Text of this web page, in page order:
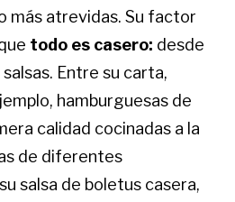
más atrevidas. Su factor
todo es casero: desde
Entre su carta,
hamburguesas de
calidad cocinadas a la
de diferentes
salsa de boletus casera,